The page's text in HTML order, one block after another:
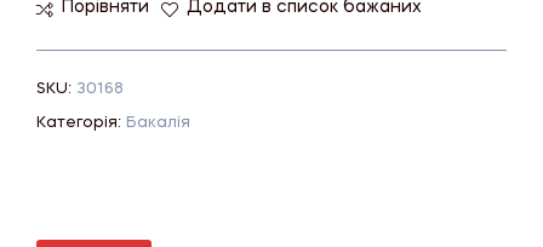
Порівняти Додати в список бажаних
SKU: 30168
Категорія: Бакалія